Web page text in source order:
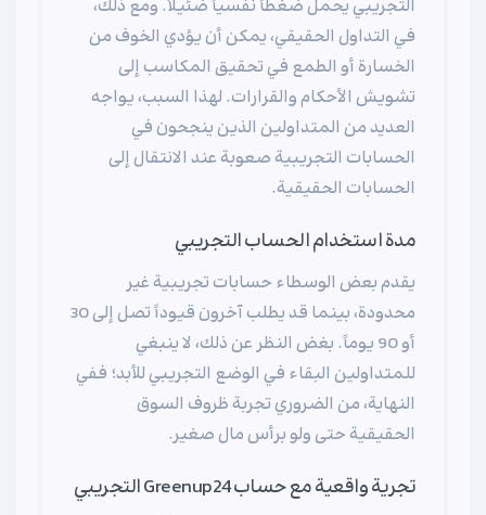
التجريبي يحمل ضغطاً نفسياً ضئيلاً. ومع ذلك،
في التداول الحقيقي، يمكن أن يؤدي الخوف من
الخسارة أو الطمع في تحقيق المكاسب إلى
تشويش الأحكام والقرارات. لهذا السبب، يواجه
العديد من المتداولين الذين ينجحون في
الحسابات التجريبية صعوبة عند الانتقال إلى
الحسابات الحقيقية.
مدة استخدام الحساب التجريبي
يقدم بعض الوسطاء حسابات تجريبية غير
محدودة، بينما قد يطلب آخرون قيوداً تصل إلى 30
أو 90 يوماً. بغض النظر عن ذلك، لا ينبغي
للمتداولين البقاء في الوضع التجريبي للأبد؛ ففي
النهاية، من الضروري تجربة ظروف السوق
الحقيقية حتى ولو برأس مال صغير.
تجرية واقعية مع حساب Greenup24 التجريبي